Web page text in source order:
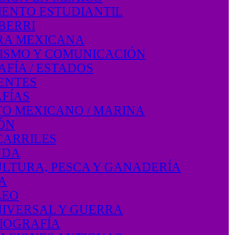
ESTUDIANTIL
MEXICANA
Y COMUNICACIÓN
/ ESTADOS
MEXICANO / MARINA
PESCA Y GANADERÍA
Y GUERRA